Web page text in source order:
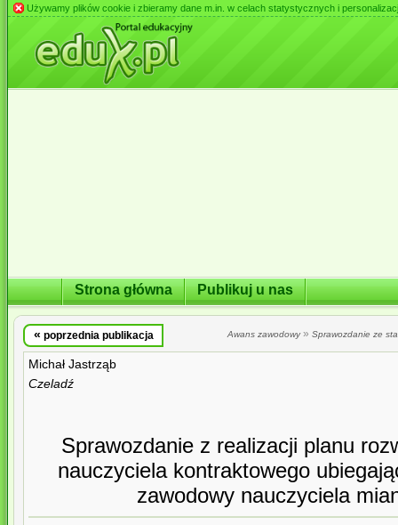
Używamy plików cookie i zbieramy dane m.in. w celach statystycznych i
Strona główna Publikuj u nas
« poprzednia publikacja Awans zawodowy» Sprawozdanie ze
Michał Jastrząb
Czeladź
Sprawozdanie z realizacji planu
nauczyciela kontraktowego
zawodowy nauczyciela